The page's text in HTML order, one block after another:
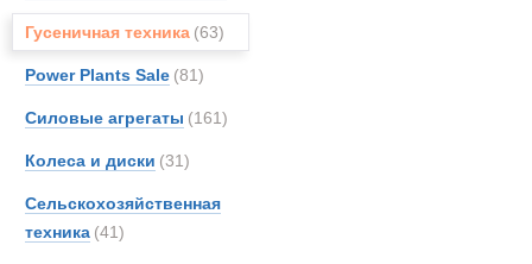
Гусеничная техника (63)
Power Plants Sale (81)
Силовые агрегаты (161)
Колеса и диски (31)
Сельскохозяйственная
техника (41)